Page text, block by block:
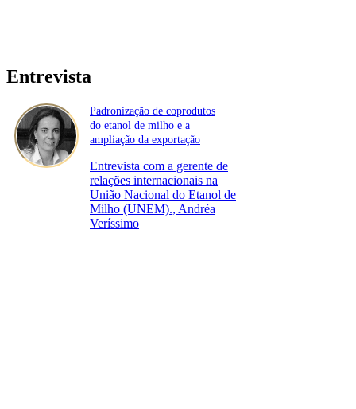
Entrevista
Padronização de coprodutos
do etanol de milho e a
ampliação da exportação
Entrevista com a gerente de
relações internacionais na
União Nacional do Etanol de
Milho (UNEM)., Andréa
Veríssimo